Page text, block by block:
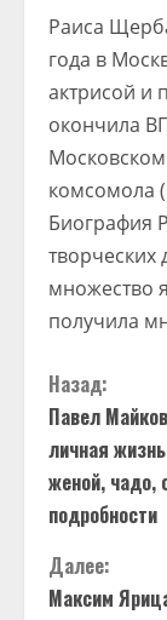
Раиса
года в
актрисой и
окончила
комсомола
Биография
творческих
множество
получила
П
р
о
д
о
Назад:
Павел
личная
женой,
подробности
Далее:
Максим